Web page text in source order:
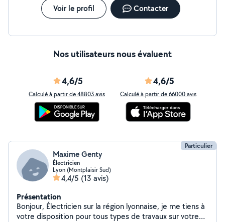
Réparations diverses (poignées de porte, petits
appareils)
Voir le profil Contacter
Nos utilisateurs nous évaluent
4,6/5
Calculé à partir de 48803 avis
4,6/5
Calculé à partir de 66000 avis
Particulier
Maxime Genty
Électricien
Lyon (Montplaisir Sud)
4,4/5 (13 avis)
Présentation
Bonjour, Électricien sur la région lyonnaise, je me tiens à
votre disposition pour tous types de travaux sur votre